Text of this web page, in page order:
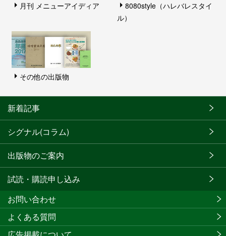
月刊 メニューアイディア
8080style（ハレバレスタイ
ル）
その他の出版物
新着記事
シグナル(コラム)
出版物のご案内
試読・購読申し込み
お問い合わせ
よくある質問